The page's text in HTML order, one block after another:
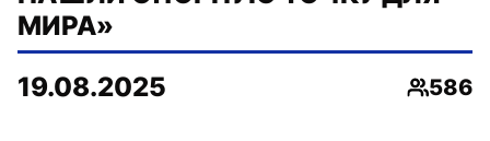
МИРА»
19.08.2025
586